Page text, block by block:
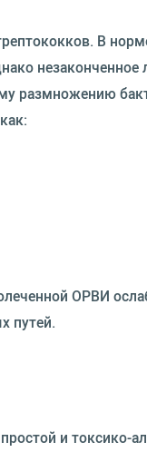
В
незаконченное
размножению
ОРВИ
путей.
и токсико-